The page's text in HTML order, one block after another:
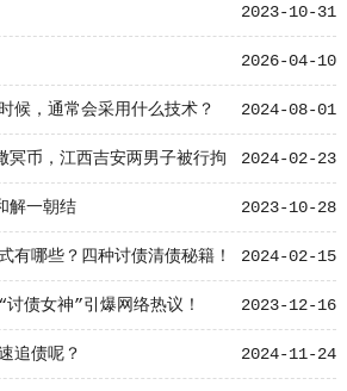
2023-10-31
2026-04-10
2024-08-01
候，通常会采用什么技术？
2024-02-23
冥币，江西吉安两男子被行拘
2023-10-28
解一朝结
2024-02-15
有哪些？四种讨债清债秘籍！
2023-12-16
债女神”引爆网络热议！
2024-11-24
追债呢？